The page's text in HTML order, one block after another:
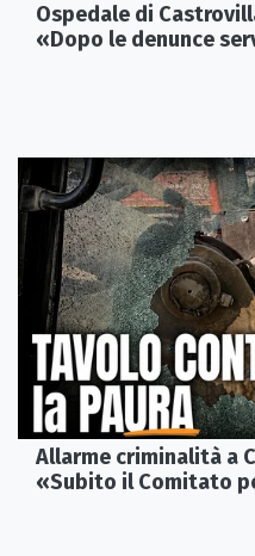
Ospedale di
«Dopo le denunce
Allarme criminalità a
«Subito il Comitato